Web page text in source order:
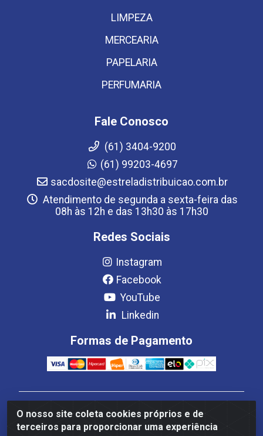
O nosso site coleta cookies próprios e de
terceiros para proporcionar uma experiência
LIMPEZA
MERCEARIA
PAPELARIA
PERFUMARIA
Fale Conosco
(61) 3404-9200
(61) 99203-4697
sacdosite@estreladistribuicao.com.br
Atendimento de segunda a sexta-feira das
08h às 12h e das 13h30 às 17h30
Redes Sociais
Instagram
Facebook
YouTube
Linkedin
Formas de Pagamento
Estrela Distribuição LTDA - CNPJ 08.691.096/0001-93 -
Setor Setor de Industria Qi 22 Lt 7, 9, 11, 13, 14 Ao 32,